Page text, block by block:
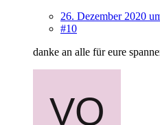
26. Dezember 2020
#10
danke an alle für eure